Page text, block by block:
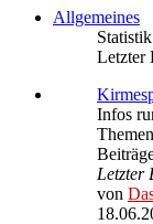
Allgemeines
Statistik
Letzter
Infos
Letzter
von